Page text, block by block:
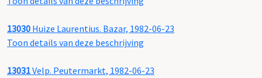
13030 Huize Laurentius. Bazar, 1982-06-23
Toon details van deze beschrijving
13031Velp. Peutermarkt, 1982-06-23